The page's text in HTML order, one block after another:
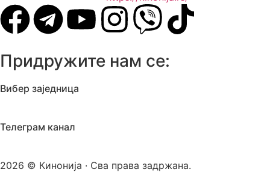
Придружите нам се:
Вибер заједница
Телеграм канал
2026 © Кинонија · Сва права задржана.